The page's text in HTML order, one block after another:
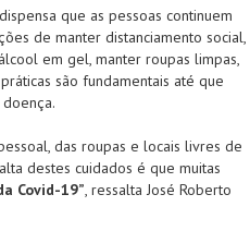
que as pessoas continuem
de manter distanciamento social,
em gel, manter roupas limpas,
são fundamentais até que
das roupas e locais livres de
destes cuidados é que muitas
Covid-19”, ressalta José Roberto